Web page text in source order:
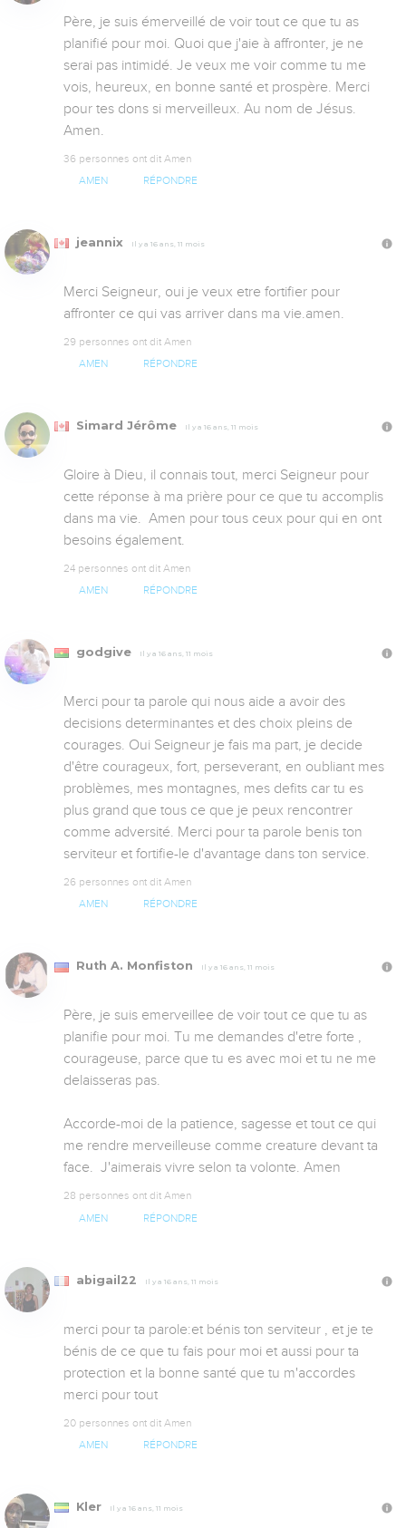
Père, je suis émerveillé de voir tout ce que tu as
planifié pour moi. Quoi que j'aie à affronter, je ne
serai pas intimidé. Je veux me voir comme tu me
vois, heureux, en bonne santé et prospère. Merci
pour tes dons si merveilleux. Au nom de Jésus.
Amen.
36 personnes ont dit Amen
AMEN RÉPONDRE
jeannix Il y a 16 ans, 11 mois
Merci Seigneur, oui je veux etre fortifier pour
affronter ce qui vas arriver dans ma vie.amen.
29 personnes ont dit Amen
AMEN RÉPONDRE
Simard Jérôme Il y a 16 ans, 11 mois
Gloire à Dieu, il connais tout, merci Seigneur pour
cette réponse à ma prière pour ce que tu accomplis
dans ma vie.  Amen pour tous ceux pour qui en ont
besoins également.
24 personnes ont dit Amen
AMEN RÉPONDRE
godgive Il y a 16 ans, 11 mois
Merci pour ta parole qui nous aide a avoir des
decisions determinantes et des choix pleins de
courages. Oui Seigneur je fais ma part, je decide
d'être courageux, fort, perseverant, en oubliant mes
problèmes, mes montagnes, mes defits car tu es
plus grand que tous ce que je peux rencontrer
comme adversité. Merci pour ta parole benis ton
serviteur et fortifie-le d'avantage dans ton service.
26 personnes ont dit Amen
AMEN RÉPONDRE
Ruth A. Monfiston Il y a 16 ans, 11 mois
Père, je suis emerveillee de voir tout ce que tu as
planifie pour moi. Tu me demandes d'etre forte ,
courageuse, parce que tu es avec moi et tu ne me
delaisseras pas.
Accorde-moi de la patience, sagesse et tout ce qui
me rendre merveilleuse comme creature devant ta
face.  J'aimerais vivre selon ta volonte. Amen
28 personnes ont dit Amen
AMEN RÉPONDRE
abigail22 Il y a 16 ans, 11 mois
merci pour ta parole:et bénis ton serviteur , et je te
bénis de ce que tu fais pour moi et aussi pour ta
protection et la bonne santé que tu m'accordes
merci pour tout
20 personnes ont dit Amen
AMEN RÉPONDRE
Kler Il y a 16 ans, 11 mois